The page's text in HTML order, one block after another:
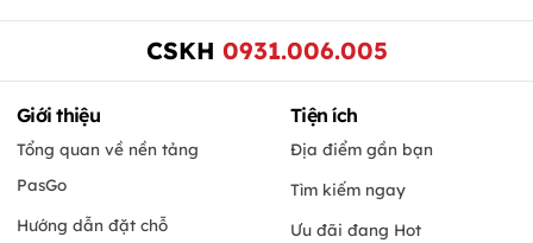
CSKH 0931.006.005
Giới thiệu
Tổng quan về nền tảng
PasGo
Hướng dẫn đặt chỗ
Tiện ích
Địa điểm gần bạn
Tìm kiếm ngay
Ưu đãi đang Hot